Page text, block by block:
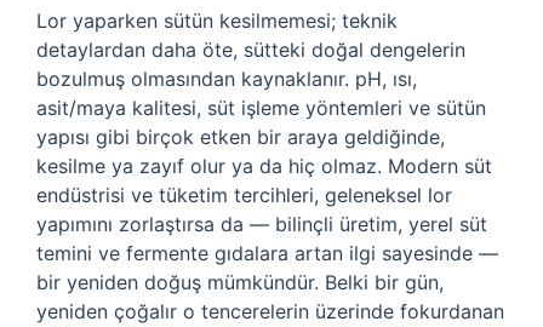
Lor yaparken sütün kesilmemesi; teknik
detaylardan daha öte, sütteki doğal dengelerin
bozulmuş olmasından kaynaklanır. pH, ısı,
asit/maya kalitesi, süt işleme yöntemleri ve sütün
yapısı gibi birçok etken bir araya geldiğinde,
kesilme ya zayıf olur ya da hiç olmaz. Modern süt
endüstrisi ve tüketim tercihleri, geleneksel lor
yapımını zorlaştırsa da — bilinçli üretim, yerel süt
temini ve fermente gıdalara artan ilgi sayesinde —
bir yeniden doğuş mümkündür. Belki bir gün,
yeniden çoğalır o tencerelerin üzerinde fokurdanan